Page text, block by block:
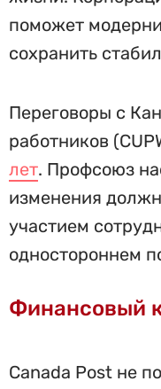
поможет
сохранить
Переговоры с
работников
лет. Профсоюз
изменения
участием
одностороннем
Финансовый
Canada Post не